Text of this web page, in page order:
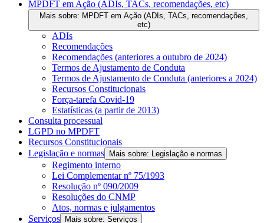
MPDFT em Ação (ADIs, TACs, recomendações, etc)
Mais sobre: MPDFT em Ação (ADIs, TACs, recomendações,
etc)
ADIs
Recomendações
Recomendações (anteriores a outubro de 2024)
Termos de Ajustamento de Conduta
Termos de Ajustamento de Conduta (anteriores a 2024)
Recursos Constitucionais
Força-tarefa Covid-19
Estatísticas (a partir de 2013)
Consulta processual
LGPD no MPDFT
Recursos Constitucionais
Legislação e normas
Mais sobre: Legislação e normas
Regimento interno
Lei Complementar nº 75/1993
Resolução nº 090/2009
Resoluções do CNMP
Atos, normas e julgamentos
Serviços
Mais sobre: Serviços